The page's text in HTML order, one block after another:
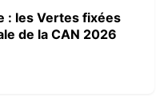
: les Vertes fixées
de la CAN 2026